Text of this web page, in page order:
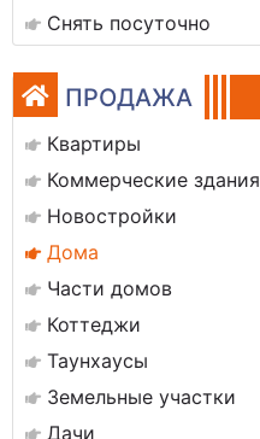
Снять посуточно
ПРОДАЖА
Квартиры
Коммерческие здания
Новостройки
Дома
Части домов
Коттеджи
Таунхаусы
Земельные участки
Дачи